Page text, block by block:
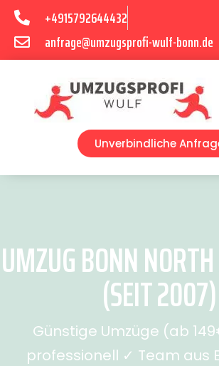
+4915792644432
anfrage@umzugsprofi-wulf-bonn.de
Unverbindliche
UMZUG BONN
(SEIT 2007)
Günstige Umzüge (ab
professionell ✓ Team aus